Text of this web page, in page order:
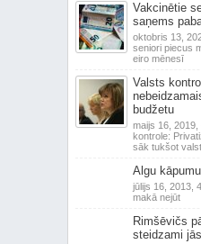
Vakcinētie
saņems
oktobris 13,
seniori piecus
eiro mēnesī
Valsts
budžetu
maijs 16, 2019,
kontrole:
sāk tukšot
Algu
jūlijs 16, 2013,
makā nejūt
Rimšēvičs
steidzami